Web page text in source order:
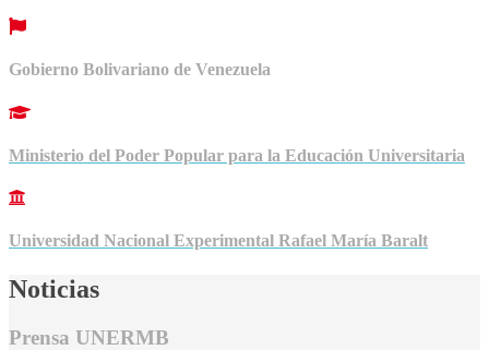
Gobierno Bolivariano de Venezuela
Ministerio del Poder Popular para la Educación Universitaria
Universidad Nacional Experimental Rafael María Baralt
Noticias
Prensa UNERMB